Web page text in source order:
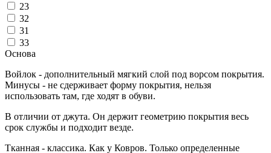
23
32
31
33
Основа
Войлок - дополнительный мягкий слой под ворсом покрытия.
Минусы - не сдерживает форму покрытия, нельзя
использовать там, где ходят в обуви.
В отличии от джута. Он держит геометрию покрытия весь
срок службы и подходит везде.
Тканная - классика. Как у Ковров. Только определенные